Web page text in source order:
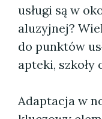
usługi są w
aluzyjnej?
do punktów
apteki, szkoły
Adaptacja w